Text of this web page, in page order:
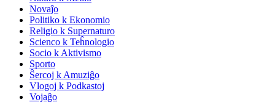
Novaĵo
Politiko k Ekonomio
Religio k Supernaturo
Scienco k Teĥnologio
Socio k Aktivismo
Sporto
Ŝercoj k Amuziĝo
Vlogoj k Podkastoj
Vojaĝo